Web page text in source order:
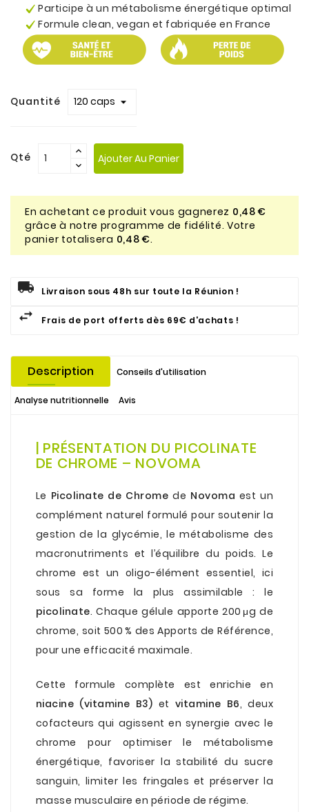
Participe à un métabolisme énergétique optimal
Formule clean, vegan et fabriquée en France
Quantité
Qté Ajouter Au Panier
En achetant ce produit vous gagnerez 0,48 €
grâce à notre programme de fidélité. Votre
panier totalisera 0,48 €.
Livraison sous 48h sur toute la Réunion !
Frais de port offerts dès 69€ d'achats !
Description Conseils d'utilisation
Analyse nutritionnelle Avis
| PRÉSENTATION DU PICOLINATE
DE CHROME – NOVOMA
Le Picolinate de Chrome de Novoma est un
complément naturel formulé pour soutenir la
gestion de la glycémie, le métabolisme des
macronutriments et l’équilibre du poids. Le
chrome est un oligo-élément essentiel, ici
sous sa forme la plus assimilable : le
picolinate. Chaque gélule apporte 200 μg de
chrome, soit 500 % des Apports de Référence,
pour une efficacité maximale.
Cette formule complète est enrichie en
niacine (vitamine B3) et vitamine B6, deux
cofacteurs qui agissent en synergie avec le
chrome pour optimiser le métabolisme
énergétique, favoriser la stabilité du sucre
sanguin, limiter les fringales et préserver la
masse musculaire en période de régime.